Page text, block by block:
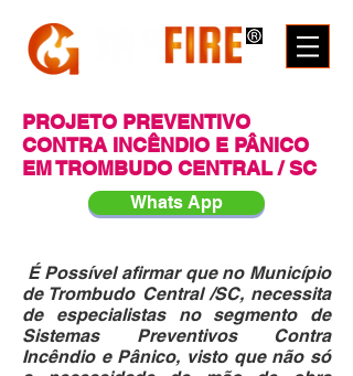
PROJETO PREVENTIVO
CONTRA INCÊNDIO E PÂNICO
EM TROMBUDO CENTRAL / SC
Whats App
É Possível afirmar que no Município
de Trombudo Central /SC, necessita
de especialistas no segmento de
Sistemas Preventivos Contra
Incêndio e Pânico, visto que não só